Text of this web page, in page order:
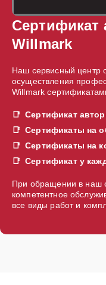
Сертификат
Willmark
Наш сервисный центр
осуществления
Willmark
Сертификат
Сертификаты на
Сертификаты на
Сертификат у
При обращении в наш
компетентное
все виды работ и